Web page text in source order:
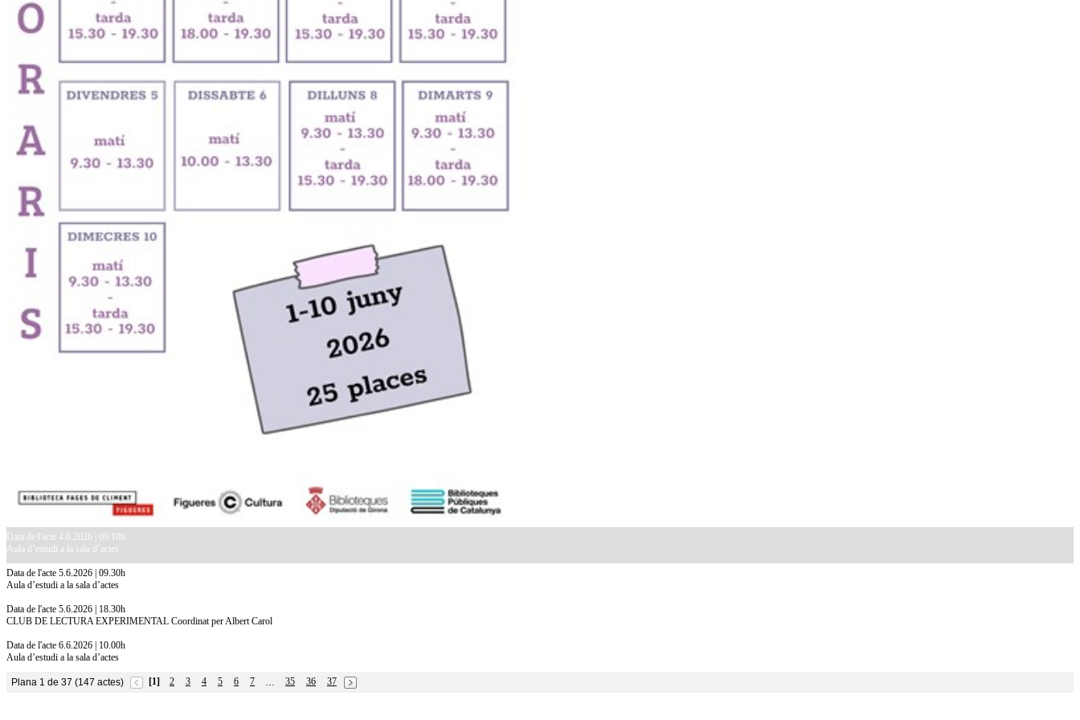
Data de l'acte 4.6.2026 | 09.10h
Aula d’estudi a la sala d’actes
Data de l'acte 5.6.2026 | 09.30h
Aula d’estudi a la sala d’actes
Data de l'acte 5.6.2026 | 18.30h
CLUB DE LECTURA EXPERIMENTAL Coordinat per Albert Carol
Data de l'acte 6.6.2026 | 10.00h
Aula d’estudi a la sala d’actes
Plana 1 de 37 (147 actes) [1] 2 3 4 5 6 7 … 35 36
37